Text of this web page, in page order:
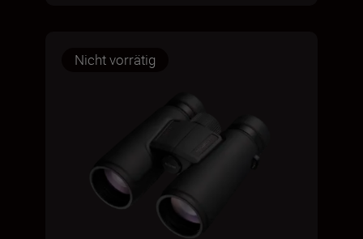
Nicht vorrätig